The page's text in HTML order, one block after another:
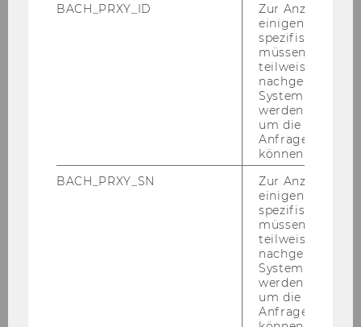
Exercise No. 3: Customer Discounts
Exercise No. 5: Material and Supplier
Exercise No. 7: Simple Flight Database
Exercise No. 10: Project Management
BACH_PRXY_ID
Zur Anzeige von
einigen WU-
spezifischen
müssen
teilweise von
nachgelagerten
System
werden.
um die Antwort
Anfrage
können.
BACH_PRXY_SN
Zur Anzeige von
einigen WU-
spezifischen
müssen
teilweise von
nachgelagerten
System
werden.
um die Antwort
Anfrage